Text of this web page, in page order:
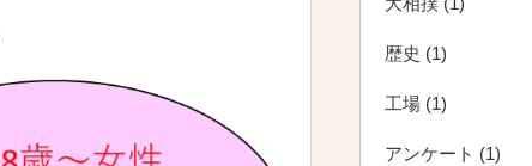
歴史 (1)
工場 (1)
アンケート (1)